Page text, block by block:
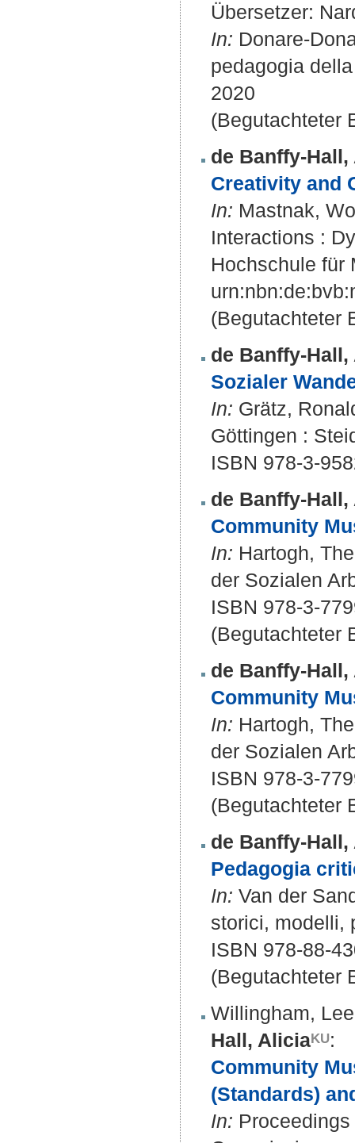
Übersetzer:
In: Donare-
pedagogia
2020
(Begutachteter
de Banffy-
Creativity and
In: Mastnak,
Interactions :
Hochschule für
(Begutachteter
de Banffy-
Sozialer
In: Grätz,
Göttingen :
ISBN 978-3-
de Banffy-
Community
In: Hartogh,
der Sozialen
ISBN 978-3-
(Begutachteter
de Banffy-
Community
In: Hartogh,
der Sozialen
ISBN 978-3-
(Begutachteter
de Banffy-
Pedagogia
In: Van der
storici, modelli,
ISBN 978-88-
(Begutachteter
Willingham, Lee
Hall, Alicia
:
Community
(Standards)
In: